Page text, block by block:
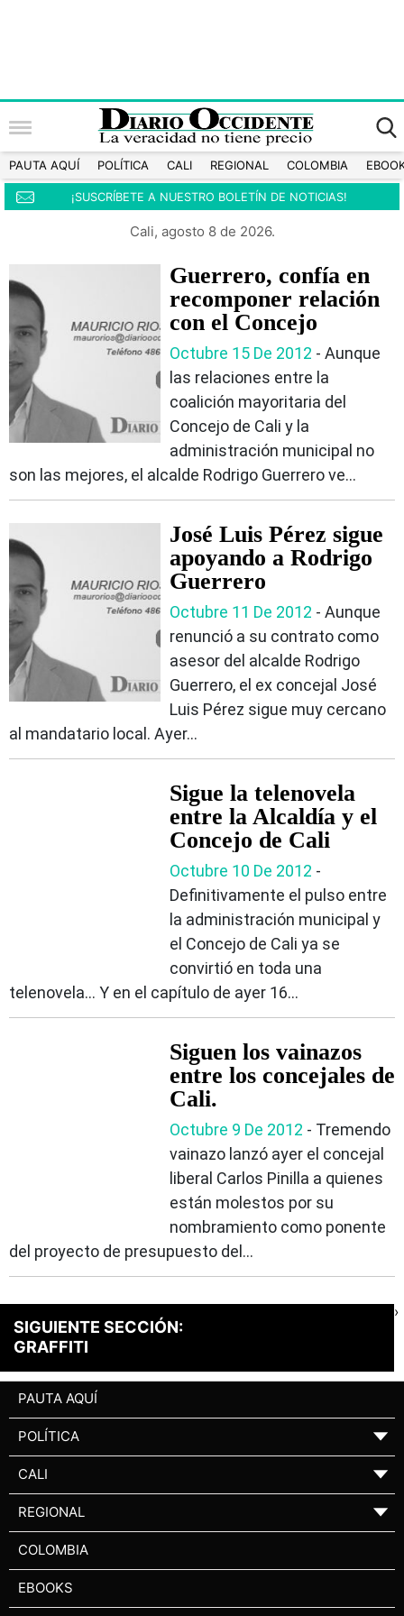
PAUTA AQUÍ POLÍTICA CALI REGIONAL COLOMBIA
¡SUSCRÍBETE A NUESTRO BOLETÍN DE NOTICIAS!
Cali, agosto 8 de 2026.
Guerrero, confía en
recomponer relación
con el Concejo
Octubre 15 De 2012 - Aunque
las relaciones entre la
coalición mayoritaria del
Concejo de Cali y la
administración municipal no
son las mejores, el alcalde Rodrigo Guerrero ve...
José Luis Pérez sigue
apoyando a Rodrigo
Guerrero
Octubre 11 De 2012 - Aunque
renunció a su contrato como
asesor del alcalde Rodrigo
Guerrero, el ex concejal José
Luis Pérez sigue muy cercano
al mandatario local. Ayer...
Sigue la telenovela
entre la Alcaldía y el
Concejo de Cali
Octubre 10 De 2012 -
Definitivamente el pulso entre
la administración municipal y
el Concejo de Cali ya se
convirtió en toda una
telenovela… Y en el capítulo de ayer 16...
Siguen los vainazos
entre los concejales de
Cali.
Octubre 9 De 2012 - Tremendo
vainazo lanzó ayer el concejal
liberal Carlos Pinilla a quienes
están molestos por su
nombramiento como ponente
del proyecto de presupuesto del...
SIGUIENTE SECCIÓN:
GRAFFITI
›
PAUTA AQUÍ
POLÍTICA ▼
CALI ▼
REGIONAL ▼
COLOMBIA
EBOOKS